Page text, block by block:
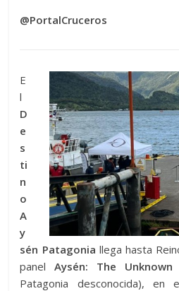
@PortalCruceros
E
l
D
e
s
ti
n
o
A
y
sén Patagonia llega hasta
panel Aysén: The Unknown
Patagonia desconocida),